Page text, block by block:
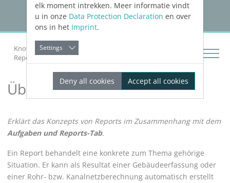
Knowledge Base Revit
Reports und Aufgaben bearbeiten
Über Reports
Erklärt das Konzepts von Reports im Zusammenhang mit dem
Aufgaben und Reports-Tab.
Ein Report behandelt eine konkrete zum Thema gehörige
Situation. Er kann als Resultat einer Gebäudeerfassung oder
einer Rohr- bzw. Kanalnetzberechnung automatisch erstellt
elk moment intrekken. Meer informatie vindt
u in onze Data Protection Declaration en over
ons in het Imprint.
Settings
Deny all cookies Accept all cookies